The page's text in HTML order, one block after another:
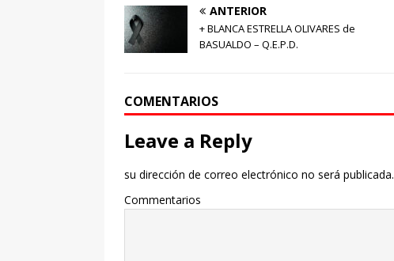
ANTERIOR
+ BLANCA ESTRELLA OLIVARES de
BASUALDO – Q.E.P.D.
COMENTARIOS
Leave a Reply
su dirección de correo electrónico no será publicada.
Commentarios